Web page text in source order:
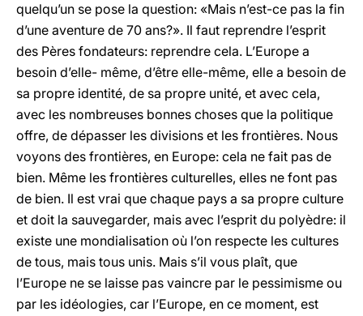
quelqu’un se pose la question: «Mais n’est-ce pas la fin
d’une aventure de 70 ans?». Il faut reprendre l’esprit
des Pères fondateurs: reprendre cela. L’Europe a
besoin d’elle- même, d’être elle-même, elle a besoin de
sa propre identité, de sa propre unité, et avec cela,
avec les nombreuses bonnes choses que la politique
offre, de dépasser les divisions et les frontières. Nous
voyons des frontières, en Europe: cela ne fait pas de
bien. Même les frontières culturelles, elles ne font pas
de bien. Il est vrai que chaque pays a sa propre culture
et doit la sauvegarder, mais avec l’esprit du polyèdre: il
existe une mondialisation où l’on respecte les cultures
de tous, mais tous unis. Mais s’il vous plaît, que
l’Europe ne se laisse pas vaincre par le pessimisme ou
par les idéologies, car l’Europe, en ce moment, est